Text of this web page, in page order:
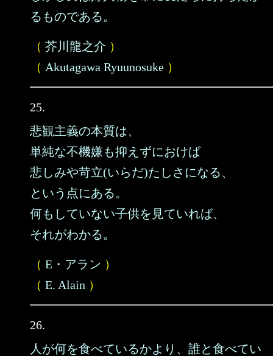
るものである。
（ 芥川龍之介 ）
（ Akutagawa Ryuunosuke ）
25.
悲観主義の本質は、
単純な不機嫌も抑えずにおけば
悲しみや苛立(いらだ)たしさになる、
という点にある。
何もしていない子供を見ていれば、
それがわかる。
（ E・アラン ）
（ E. Alain ）
26.
人が何を食べているかより、誰と食べてい